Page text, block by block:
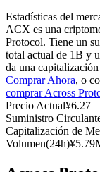
Copiar
Únete a los
Estadísticas del
ACX es una
Protocol. Tiene un
total actual de 1B y
da una
Comprar Ahora, o
comprar Across
Precio Actual¥6.27
Suministro
Capitalización de
Volumen(24h)¥